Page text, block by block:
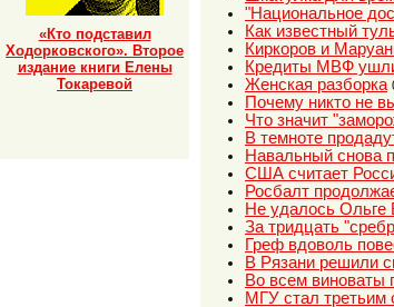
"Национальное
Как известный
Киркоров и
Кредиты МВФ
Женская разборка
Почему никто не
Что значит
В темноте
Навальный снова
США считает
Росбалт
Не удалось Ольге
За тридцать
Греф вдоволь
В Рязани решили
Во всем виноваты
МГУ стал третьим
«Кто подставил
Ходорковского». Второе
издание книги Елены
Токаревой